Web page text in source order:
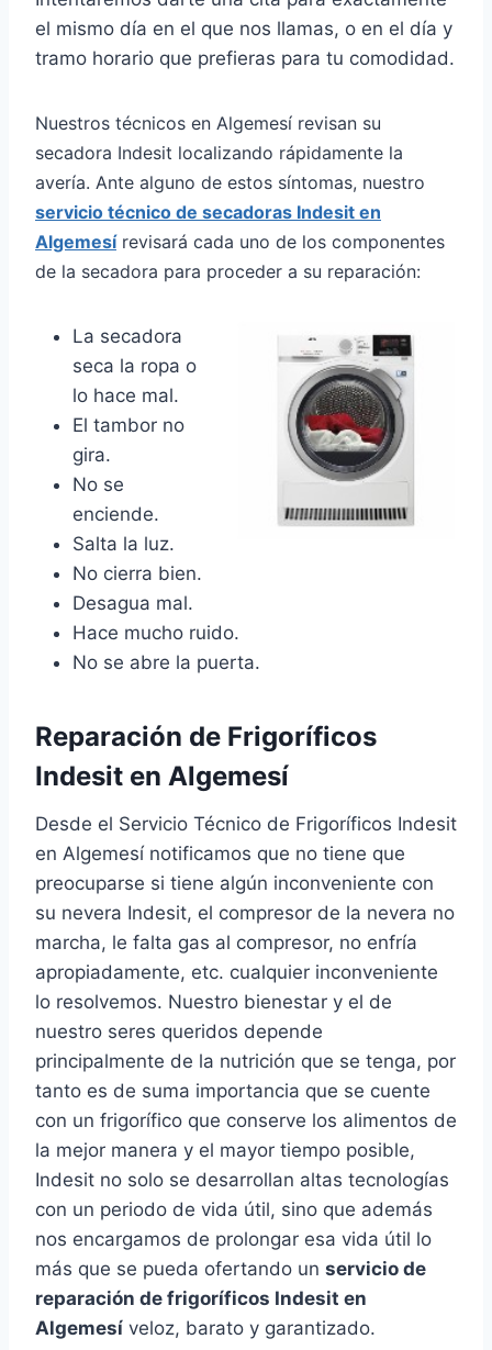
el mismo día en el que nos llamas, o en el día y
tramo horario que prefieras para tu comodidad.
Nuestros técnicos en Algemesí revisan su
secadora Indesit localizando rápidamente la
avería. Ante alguno de estos síntomas, nuestro
servicio técnico de secadoras Indesit en
Algemesírevisará cada uno de los componentes
de la secadora para proceder a su reparación:
La secadora
seca la ropa o
lo hace mal.
El tambor no
gira.
No se
enciende.
Salta la luz.
No cierra bien.
Desagua mal.
Hace mucho ruido.
No se abre la puerta.
Reparación de Frigoríficos
Indesit en Algemesí
Desde el Servicio Técnico de Frigoríficos Indesit
en Algemesí notificamos que no tiene que
preocuparse si tiene algún inconveniente con
su nevera Indesit, el compresor de la nevera no
marcha, le falta gas al compresor, no enfría
apropiadamente, etc. cualquier inconveniente
lo resolvemos. Nuestro bienestar y el de
nuestro seres queridos depende
principalmente de la nutrición que se tenga, por
tanto es de suma importancia que se cuente
con un frigorífico que conserve los alimentos de
la mejor manera y el mayor tiempo posible,
Indesit no solo se desarrollan altas tecnologías
con un periodo de vida útil, sino que además
nos encargamos de prolongar esa vida útil lo
más que se pueda ofertando un servicio de
reparación de frigoríficos Indesit en
Algemesí veloz, barato y garantizado.